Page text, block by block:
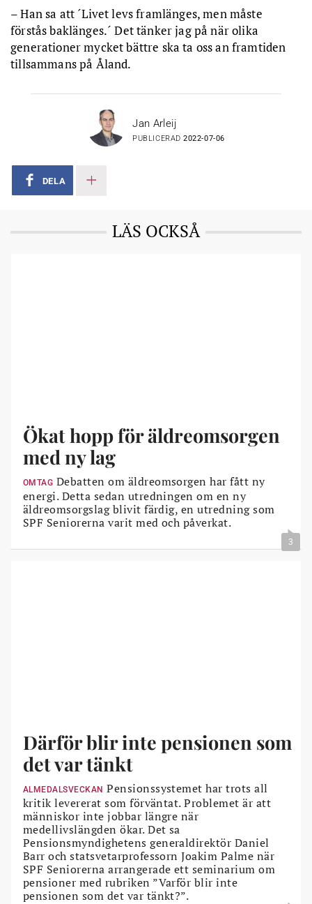
– Han sa att ´Livet levs framlänges, men måste
förstås baklänges.´ Det tänker jag på när olika
generationer mycket bättre ska ta oss an framtiden
tillsammans på Åland.
Jan Arleij
PUBLICERAD2022-07-06
DELA
LÄS OCKSÅ
Ökat hopp för äldreomsorgen
med ny lag
OMTAG Debatten om äldreomsorgen har fått ny
energi. Detta sedan utredningen om en ny
äldreomsorgslag blivit färdig, en utredning som
SPF Seniorerna varit med och påverkat.
3
Därför blir inte pensionen som
det var tänkt
ALMEDALSVECKAN Pensionssystemet har trots all
kritik levererat som förväntat. Problemet är att
människor inte jobbar längre när
medellivslängden ökar. Det sa
Pensionsmyndighetens generaldirektör Daniel
Barr och statsvetarprofessorn Joakim Palme när
SPF Seniorerna arrangerade ett seminarium om
pensioner med rubriken ”Varför blir inte
pensionen som det var tänkt?”.